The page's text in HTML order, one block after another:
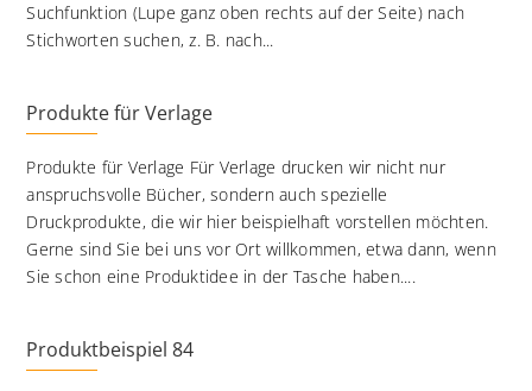
Suchfunktion (Lupe ganz oben rechts auf der Seite) nach
Stichworten suchen, z. B. nach...
Produkte für Verlage
Produkte für Verlage Für Verlage drucken wir nicht nur
anspruchsvolle Bücher, sondern auch spezielle
Druckprodukte, die wir hier beispielhaft vorstellen möchten.
Gerne sind Sie bei uns vor Ort willkommen, etwa dann, wenn
Sie schon eine Produktidee in der Tasche haben....
Produktbeispiel 84